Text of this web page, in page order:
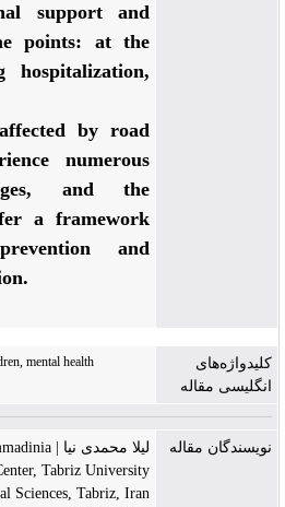
support and
points: at the
hospitalization,
by road
numerous
and the
a framework
and
کلیدواژه‌های
انگلیسی مقاله
mental health
نویسندگان مقاله
لیلا محمدی نیا | leila Mohammadinia
Tabriz University
Sciences, Tabriz, Iran